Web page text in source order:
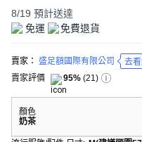
8/19 預計送達
免運
免費退貨
賣家： 盛足額國際有限公司
去
賣家評價
95% (21)
顏色
奶茶